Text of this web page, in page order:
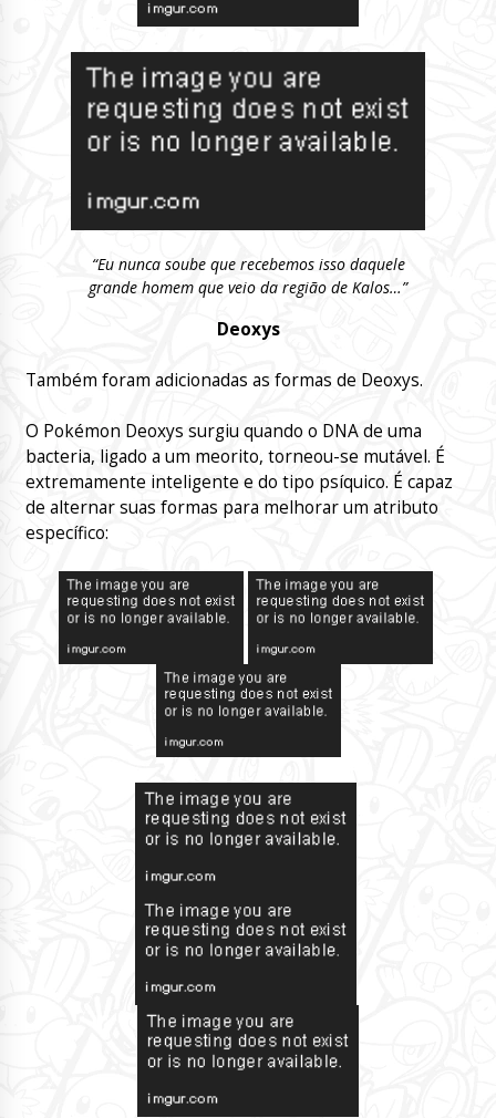
“Eu nunca soube que recebemos isso daquele
grande homem que veio da região de Kalos…”
Deoxys
Também foram adicionadas as formas de Deoxys.
O Pokémon Deoxys surgiu quando o DNA de uma
bacteria, ligado a um meorito, torneou-se mutável. É
extremamente inteligente e do tipo psíquico. É capaz
de alternar suas formas para melhorar um atributo
específico: